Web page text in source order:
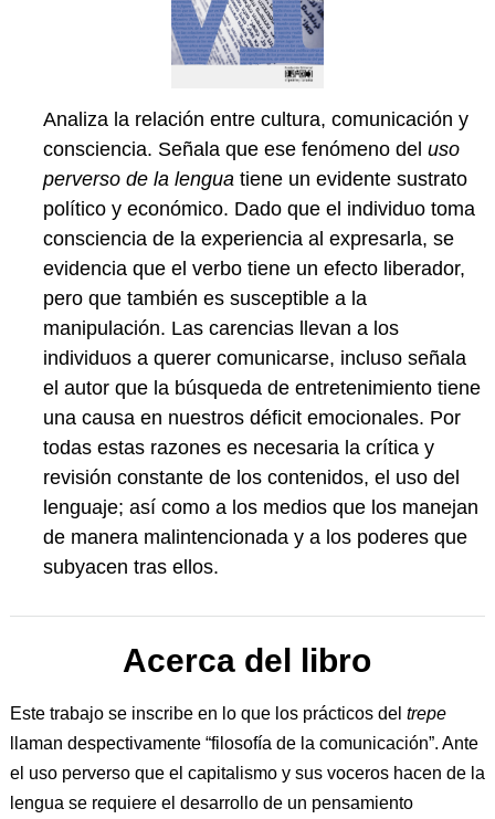
Analiza la relación entre cultura, comunicación y
consciencia. Señala que ese fenómeno del uso
perverso de la lenguatiene un evidente sustrato
político y económico. Dado que el individuo toma
consciencia de la experiencia al expresarla, se
evidencia que el verbo tiene un efecto liberador,
pero que también es susceptible a la
manipulación. Las carencias llevan a los
individuos a querer comunicarse, incluso señala
el autor que la búsqueda de entretenimiento tiene
una causa en nuestros déficit emocionales. Por
todas estas razones es necesaria la crítica y
revisión constante de los contenidos, el uso del
lenguaje; así como a los medios que los manejan
de manera malintencionada y a los poderes que
subyacen tras ellos.
Acerca del libro
Este trabajo se inscribe en lo que los prácticos del trepe
llaman despectivamente “filosofía de la comunicación”. Ante
el uso perverso que el capitalismo y sus voceros hacen de la
lengua se requiere el desarrollo de un pensamiento